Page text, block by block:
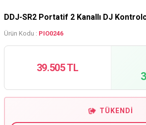
DDJ-SR2 Portatif 2 Kanallı DJ
Ürün Kodu : PIO0246
39.505 TL
TÜKENDI